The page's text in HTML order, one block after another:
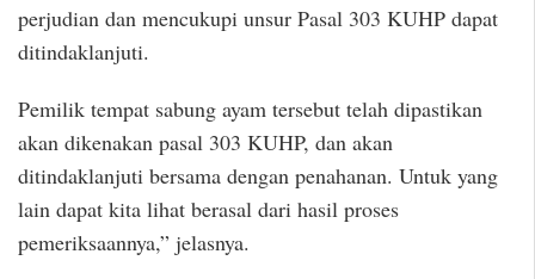
perjudian dan mencukupi unsur Pasal 303 KUHP dapat
ditindaklanjuti.
Pemilik tempat sabung ayam tersebut telah dipastikan
akan dikenakan pasal 303 KUHP, dan akan
ditindaklanjuti bersama dengan penahanan. Untuk yang
lain dapat kita lihat berasal dari hasil proses
pemeriksaannya,” jelasnya.